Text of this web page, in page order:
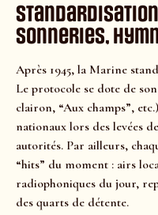
sonneries,
Après 1945, la Marine
Le protocole se dote de
clairon, “Aux champs”,
nationaux lors des levées
autorités. Par ailleurs,
“hits” du moment : airs
radiophoniques du jour,
des quarts de détente.